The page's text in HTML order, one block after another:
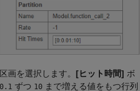
区画を選択します。 [ヒット時間] ボ
0.1 ずつ 10 まで増える値をもつ行列